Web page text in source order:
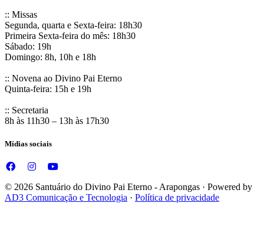
:: Missas
Segunda, quarta e Sexta-feira: 18h30
Primeira Sexta-feira do mês: 18h30
Sábado: 19h
Domingo: 8h, 10h e 18h
:: Novena ao Divino Pai Eterno
Quinta-feira: 15h e 19h
:: Secretaria
8h às 11h30 – 13h às 17h30
Mídias sociais
© 2026 Santuário do Divino Pai Eterno - Arapongas · Powered by
AD3 Comunicação e Tecnologia · Política de privacidade